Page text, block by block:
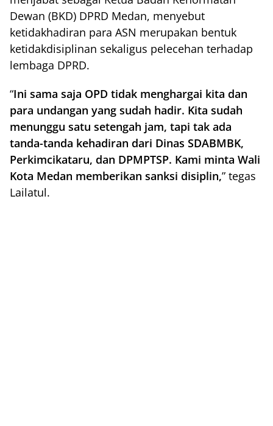
Dewan (BKD) DPRD Medan, menyebut
ketidakhadiran para ASN merupakan bentuk
ketidakdisiplinan sekaligus pelecehan terhadap
lembaga DPRD.
“Ini sama saja OPD tidak menghargai kita dan
para undangan yang sudah hadir. Kita sudah
menunggu satu setengah jam, tapi tak ada
tanda-tanda kehadiran dari Dinas SDABMBK,
Perkimcikataru, dan DPMPTSP. Kami minta Wali
Kota Medan memberikan sanksi disiplin,” tegas
Lailatul.